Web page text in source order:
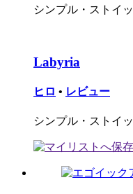
シンプル・ストイ
Labyria
ヒロ • レビュー
シンプル・ストイ